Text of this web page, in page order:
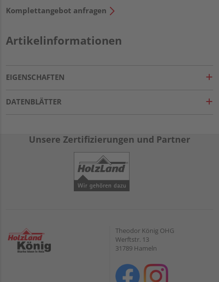
Komplettangebot anfragen
Artikelinformationen
EIGENSCHAFTEN
DATENBLÄTTER
Unsere Zertifizierungen und Partner
Theodor König OHG
Werftstr. 13
31789 Hameln